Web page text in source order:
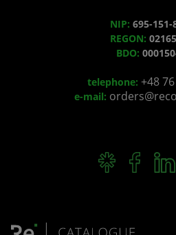
NIP: 695-151-
REGON:
BDO:
telephone: +48
e-mail: